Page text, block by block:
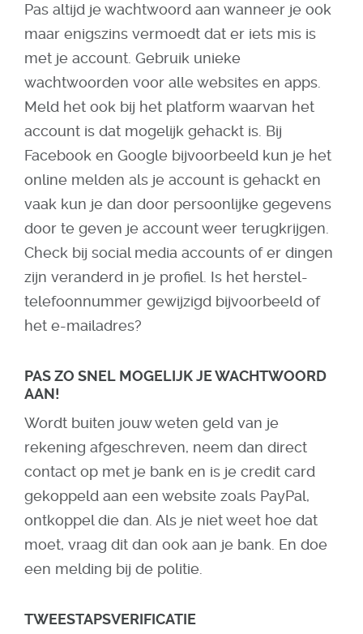
Pas altijd je wachtwoord aan wanneer je ook
maar enigszins vermoedt dat er iets mis is
met je account. Gebruik unieke
wachtwoorden voor alle websites en apps.
Meld het ook bij het platform waarvan het
account is dat mogelijk gehackt is. Bij
Facebook en Google bijvoorbeeld kun je het
online melden als je account is gehackt en
vaak kun je dan door persoonlijke gegevens
door te geven je account weer terugkrijgen.
Check bij social media accounts of er dingen
zijn veranderd in je profiel. Is het herstel-
telefoonnummer gewijzigd bijvoorbeeld of
het e-mailadres?
PAS ZO SNEL MOGELIJK JE WACHTWOORD
AAN!
Wordt buiten jouw weten geld van je
rekening afgeschreven, neem dan direct
contact op met je bank en is je credit card
gekoppeld aan een website zoals PayPal,
ontkoppel die dan. Als je niet weet hoe dat
moet, vraag dit dan ook aan je bank. En doe
een melding bij de politie.
TWEESTAPSVERIFICATIE